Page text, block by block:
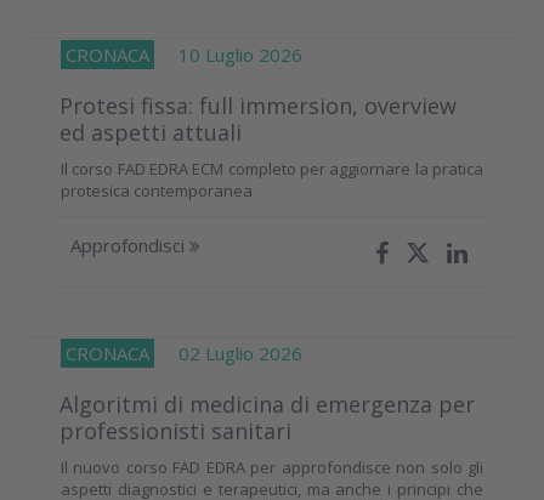
CRONACA 10 Luglio 2026
Protesi fissa: full immersion, overview
ed aspetti attuali
Il corso FAD EDRA ECM completo per aggiornare la pratica
protesica contemporanea
Approfondisci
CRONACA 02 Luglio 2026
Algoritmi di medicina di emergenza per
professionisti sanitari
Il nuovo corso FAD EDRA per approfondisce non solo gli
aspetti diagnostici e terapeutici, ma anche i principi che